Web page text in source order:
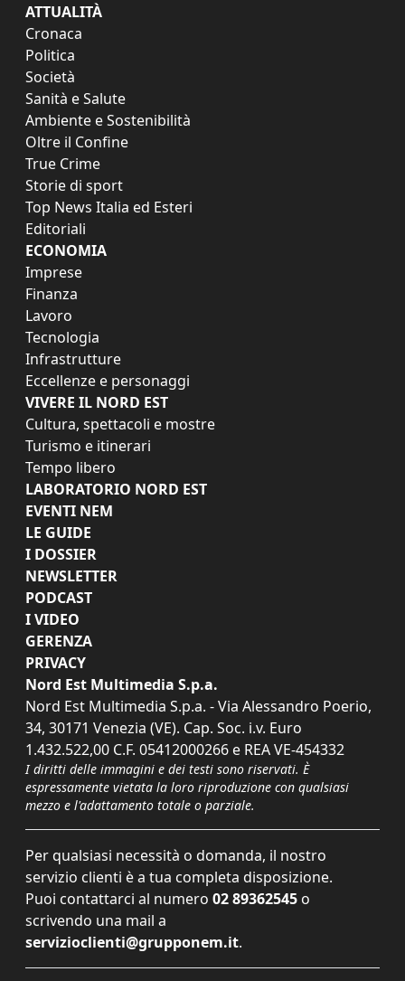
ATTUALITÀ
Cronaca
Politica
Società
Sanità e Salute
Ambiente e Sostenibilità
Oltre il Confine
True Crime
Storie di sport
Top News Italia ed Esteri
Editoriali
ECONOMIA
Imprese
Finanza
Lavoro
Tecnologia
Infrastrutture
Eccellenze e personaggi
VIVERE IL NORD EST
Cultura, spettacoli e mostre
Turismo e itinerari
Tempo libero
LABORATORIO NORD EST
EVENTI NEM
LE GUIDE
I DOSSIER
NEWSLETTER
PODCAST
I VIDEO
GERENZA
PRIVACY
Nord Est Multimedia S.p.a.
Nord Est Multimedia S.p.a. - Via Alessandro Poerio,
34, 30171 Venezia (VE). Cap. Soc. i.v. Euro
1.432.522,00 C.F. 05412000266 e REA VE-454332
I diritti delle immagini e dei testi sono riservati. È
espressamente vietata la loro riproduzione con qualsiasi
mezzo e l'adattamento totale o parziale.
Per qualsiasi necessità o domanda, il nostro
servizio clienti è a tua completa disposizione.
Puoi contattarci al numero 02 89362545 o
scrivendo una mail a
servizioclienti@grupponem.it.